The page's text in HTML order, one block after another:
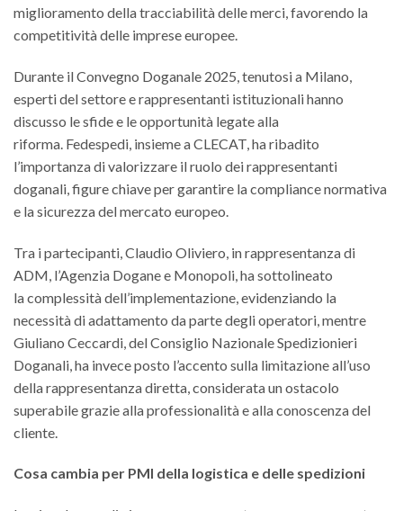
miglioramento della tracciabilità delle merci, favorendo la
competitività delle imprese europee.
Durante il Convegno Doganale 2025, tenutosi a Milano,
esperti del settore e rappresentanti istituzionali hanno
discusso le sfide e le opportunità legate alla
riforma. Fedespedi, insieme a CLECAT, ha ribadito
l’importanza di valorizzare il ruolo dei rappresentanti
doganali, figure chiave per garantire la compliance normativa
e la sicurezza del mercato europeo.
Tra i partecipanti, Claudio Oliviero, in rappresentanza di
ADM, l’Agenzia Dogane e Monopoli, ha sottolineato
la complessità dell’implementazione, evidenziando la
necessità di adattamento da parte degli operatori, mentre
Giuliano Ceccardi, del Consiglio Nazionale Spedizionieri
Doganali, ha invece posto l’accento sulla limitazione all’uso
della rappresentanza diretta, considerata un ostacolo
superabile grazie alla professionalità e alla conoscenza del
cliente.
Cosa cambia per PMI della logistica e delle spedizioni